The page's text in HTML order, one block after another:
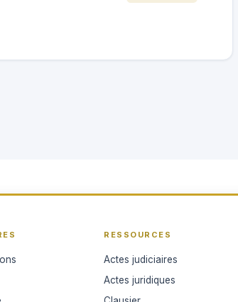
RESSOURCES
Actes judiciaires
Actes juridiques